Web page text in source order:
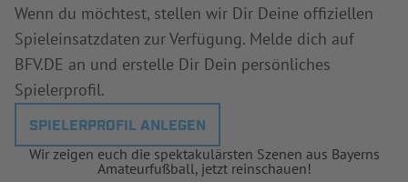
Wenn du möchtest, stellen wir Dir Deine offiziellen
Spieleinsatzdaten zur Verfügung. Melde dich auf
BFV.DE an und erstelle Dir Dein persönliches
Spielerprofil.
SPIELERPROFIL ANLEGEN
Wir zeigen euch die spektakulärsten Szenen aus Bayerns
Amateurfußball, jetzt reinschauen!